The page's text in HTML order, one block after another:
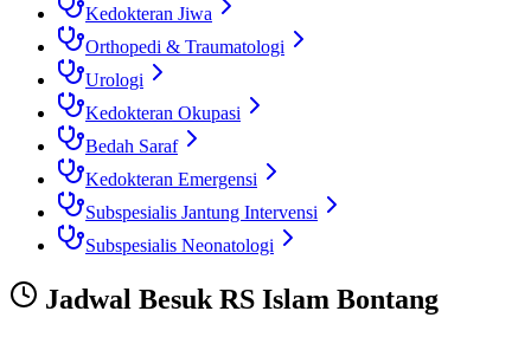
Kedokteran Jiwa
Orthopedi & Traumatologi
Urologi
Kedokteran Okupasi
Bedah Saraf
Kedokteran Emergensi
Subspesialis Jantung Intervensi
Subspesialis Neonatologi
Jadwal Besuk RS Islam Bontang